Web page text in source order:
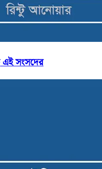
এই সংসদের